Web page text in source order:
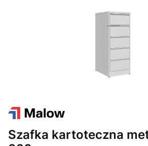
Szafka kartoteczna